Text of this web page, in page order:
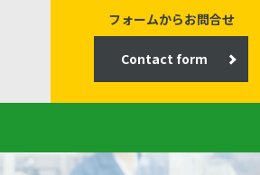
フォームからお問合せ
Contact form